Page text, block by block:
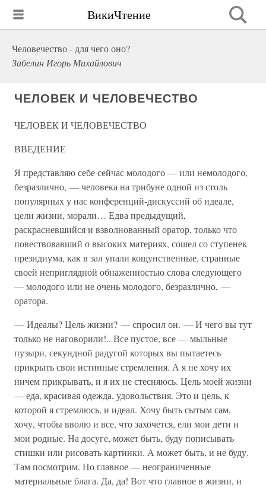
ВикиЧтение
Человечество - для чего оно?
Забелин Игорь Михайлович
ЧЕЛОВЕК И ЧЕЛОВЕЧЕСТВО
ЧЕЛОВЕК И ЧЕЛОВЕЧЕСТВО
ВВЕДЕНИЕ
Я представляю себе сейчас молодого — или немолодого,
безразлично, — человека на трибуне одной из столь
популярных у нас конференций-дискуссий об идеале,
цели жизни, морали… Едва предыдущий,
раскрасневшийся и взволнованный оратор, только что
повествовавший о высоких материях, сошел со ступенек
президиума, как в зал упали кощунственные, странные
своей неприглядной обнаженностью слова следующего
— молодого или не очень молодого, безразлично, —
оратора.
— Идеалы? Цель жизни? — спросил он. — И чего вы тут
только не наговорили!.. Все пустое, все — мыльные
пузыри, секундной радугой которых вы пытаетесь
прикрыть свои истинные стремления. А я не хочу их
ничем прикрывать, и я их не стесняюсь. Цель моей жизни
— еда, красивая одежда, удовольствия. Это и цель, к
которой я стремлюсь, и идеал. Хочу быть сытым сам,
хочу, чтобы вволю и все, что захочется, ели мои дети и
мои родные. На досуге, может быть, буду пописывать
стишки или рисовать картинки. А может быть, и не буду.
Там посмотрим. Но главное — неограниченные
материальные блага. Да, да! Вот что главное в жизни, и